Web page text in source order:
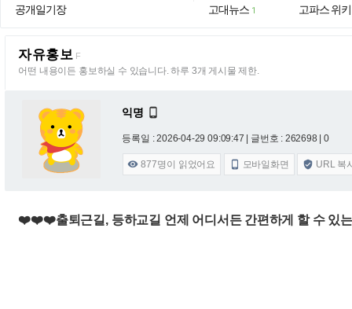
공개일기장 고대뉴스 1
고파스 위키
자유홍보 F
어떤 내용이든 홍보하실 수 있습니다. 하루 3개 게시물 제한.
익명 
등록일 : 2026-04-29 09:09:47 | 글번호 : 262698 | 0
 877명이 읽었어요  모바일화면  URL 복
❤️❤️❤️출퇴근길, 등하교길 언제 어디서든 간편하게 할 수